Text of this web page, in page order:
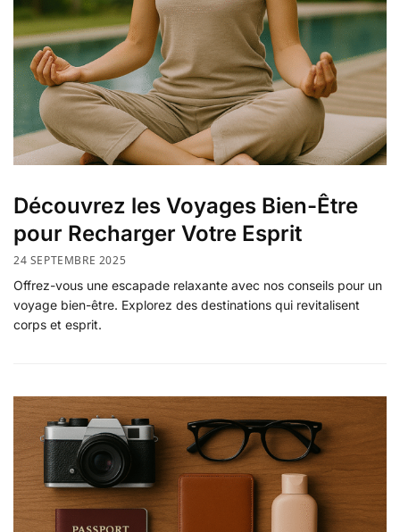
Découvrez les Voyages Bien-Être
pour Recharger Votre Esprit
24 SEPTEMBRE 2025
Offrez-vous une escapade relaxante avec nos conseils pour un
voyage bien-être. Explorez des destinations qui revitalisent
corps et esprit.